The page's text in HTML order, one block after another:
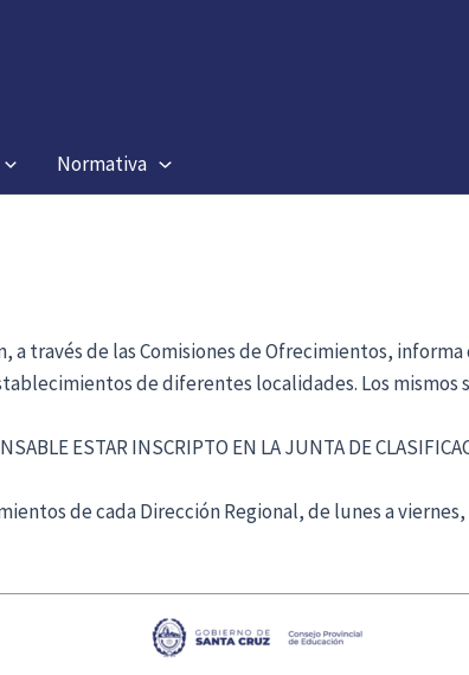
Normativa
a través de las Comisiones de Ofrecimientos,
de diferentes localidades. Los mismos
ESTAR INSCRIPTO EN LA JUNTA DE
de cada Dirección Regional, de lunes a viernes,